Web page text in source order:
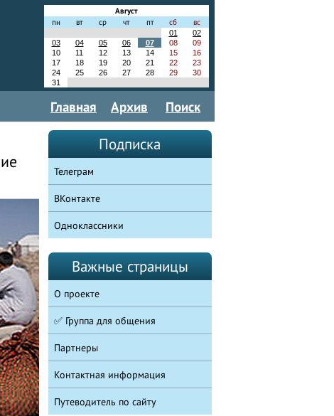
Август
пн
вт ср чт пт сб
вс
01
02
03
04 05 06 07 08
09
10
11 12 13 14 15
16
17
18 19 20 21 22
23
24
25 26 27 28 29
30
31
Главная Архив Поиск
Подписка
Телеграм
ВКонтакте
Одноклассники
Важные страницы
О проекте
✅ Группа для общения
Партнеры
Контактная информация
Путеводитель по сайту